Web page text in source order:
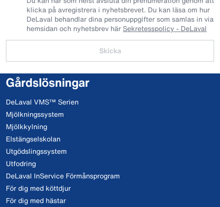
klicka på avregistrera i nyhetsbrevet. Du kan läsa om hur
DeLaval behandlar dina personuppgifter som samlas in via
hemsidan och nyhetsbrev här Sekretesspolicy - DeLaval
Skicka
Gårdslösningar
DeLaval VMS™ Serien
Mjölkningssystem
Mjölkkylning
Elstängselskolan
Utgödslingssystem
Utfodring
DeLaval InService Förmånsprogram
För dig med köttdjur
För dig med hästar